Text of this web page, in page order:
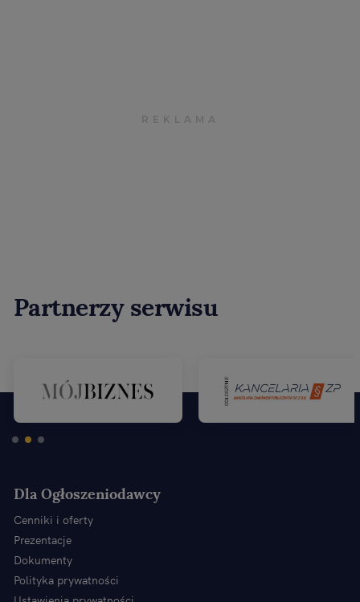
Partnerzy serwisu
Dla Ogłoszeniodawcy
Cenniki i oferty
Prezentacje
Dokumenty
Polityka prywatności